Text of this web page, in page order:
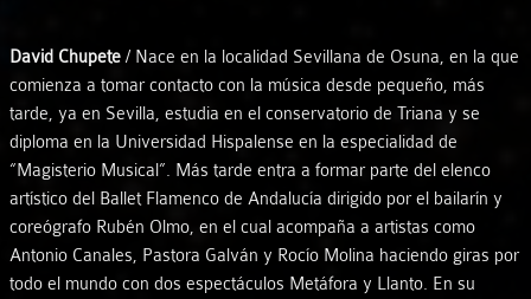
David Chupete / Nace en la localidad Sevillana de Osuna, en la que
comienza a tomar contacto con la música desde pequeño, más
tarde, ya en Sevilla, estudia en el conservatorio de Triana y se
diploma en la Universidad Hispalense en la especialidad de
“Magisterio Musical”. Más tarde entra a formar parte del elenco
artístico del Ballet Flamenco de Andalucía dirigido por el bailarín y
coreógrafo Rubén Olmo, en el cual acompaña a artistas como
Antonio Canales, Pastora Galván y Rocío Molina haciendo giras por
todo el mundo con dos espectáculos Metáfora y Llanto. En su